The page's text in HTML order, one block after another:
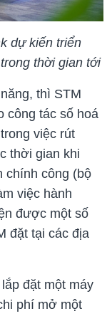
dự kiến triển
thời gian tới
thì STM
công tác số hoá
việc rút
thời gian khi
chính công (bộ
việc hành
được một số
đặt tại các địa
đặt một máy
phí mở một